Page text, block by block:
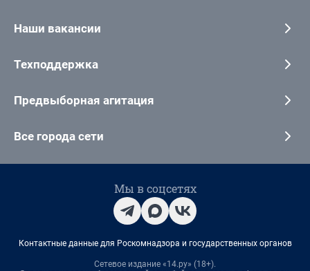
Наши вакансии
Техподдержка
Предвыборная агитация
Все города сети
Мы в соцсетях
Контактные данные для Роскомнадзора и государственных органов
Сетевое издание «14.ру» (18+).